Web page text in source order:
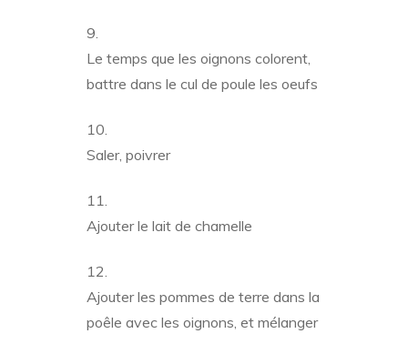
Le temps que les oignons colorent,
battre dans le cul de poule les oeufs
Saler, poivrer
Ajouter le lait de chamelle
Ajouter les pommes de terre dans la
poêle avec les oignons, et mélanger